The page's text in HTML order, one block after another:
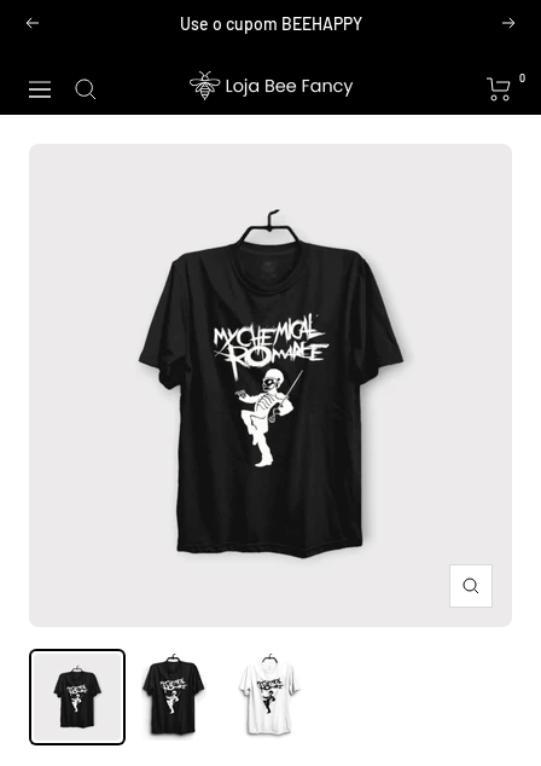
Pular
conteúdo
Anterior Use o cupom BEEHAPPY
Navegação
Loja
Bee
0
Zoom